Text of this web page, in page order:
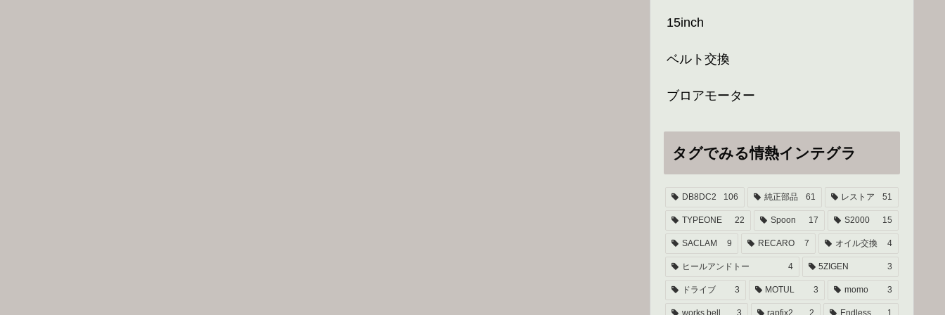
15inch
ベルト交換
ブロアモーター
タグでみる情熱インテグラ
DB8DC2 106 純正部品 61 レストア 51
TYPEONE 22 Spoon 17 S2000 15
SACLAM 9 RECARO 7 オイル交換 4
ヒールアンドトー 4 5ZIGEN 3
ドライブ 3 MOTUL 3 momo 3
works bell 3 rapfix2 2 Endless 1